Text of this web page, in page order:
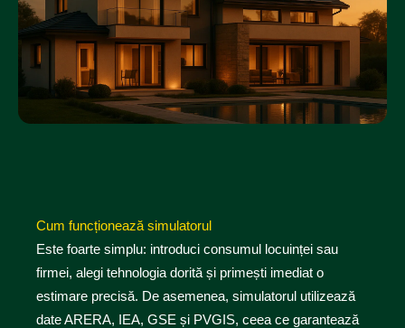
Cum funcționează simulatorul
Este foarte simplu: introduci consumul locuinței sau
firmei, alegi tehnologia dorită și primești imediat o
estimare precisă. De asemenea, simulatorul utilizează
date ARERA, IEA, GSE și PVGIS, ceea ce garantează